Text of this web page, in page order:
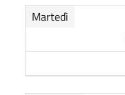
Martedì